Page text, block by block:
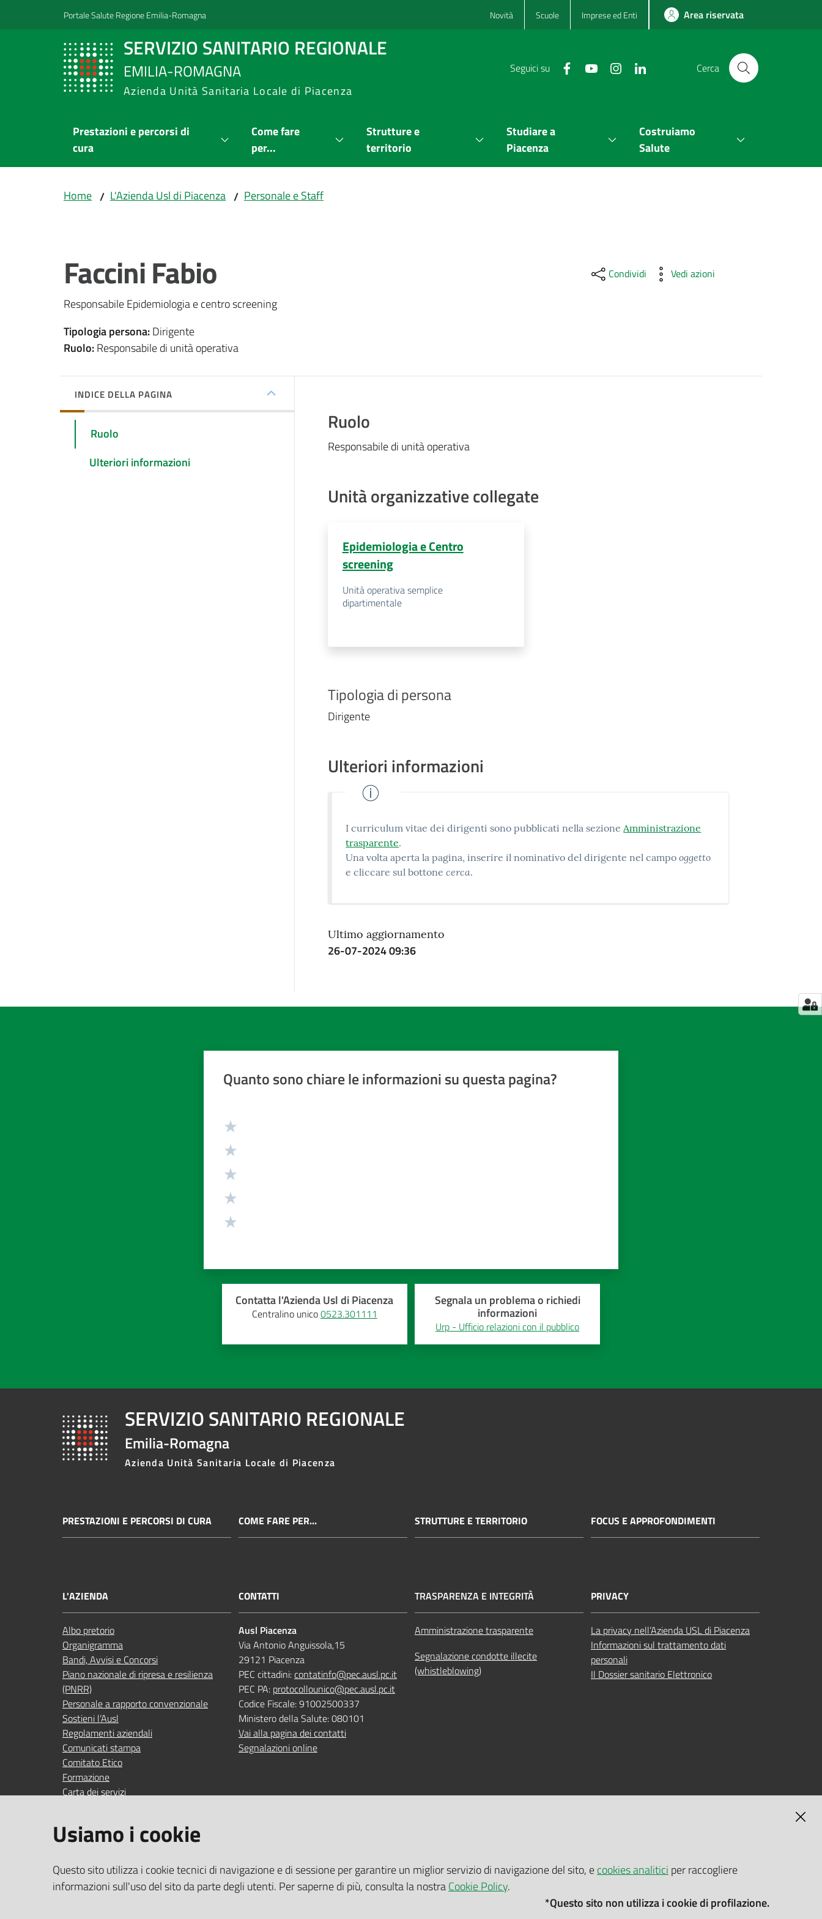
Vai al contenuto
Vai alla navigazionePortale Salute Regione Emilia-Romagna Novità Scuole Imprese ed Enti Area riservata
SERVIZIO SANITARIO REGIONALE
EMILIA-ROMAGNA
Azienda Unità Sanitaria Locale di Piacenza
Seguici su Cerca
Prestazioni e percorsi di
cura
Come fare
per...
Strutture e
territorio
Studiare a
Piacenza
Costruiamo
Salute
Home / L'Azienda Usl di Piacenza / Personale e Staff
Faccini Fabio
Responsabile Epidemiologia e centro screening
Tipologia persona:Dirigente
Ruolo:Responsabile di unità operativa
Condividi Vedi azioni
INDICE DELLA PAGINA
Ruolo
Ulteriori informazioni
Ruolo
Responsabile di unità operativa
Unità organizzative collegate
Epidemiologia e Centro
screening
Unità operativa semplice
dipartimentale
Tipologia di persona
Dirigente
Ulteriori informazioni
I curriculum vitae dei dirigenti sono pubblicati nella sezioneAmministrazione
trasparente.
Una volta aperta la pagina, inserire il nominativo del dirigente nel campooggetto
e cliccare sul bottonecerca.
Ultimo aggiornamento
26-07-2024 09:36
Quanto sono chiare le informazioni su questa pagina?
Contatta l'Azienda Usl di Piacenza
Centralino unico0523.301111
Segnala un problema o richiedi
informazioni
Urp - Ufficio relazioni con il pubblico
SERVIZIO SANITARIO REGIONALE
Emilia-Romagna
Azienda Unità Sanitaria Locale di Piacenza
PRESTAZIONI E PERCORSI DI CURA COME FARE PER... STRUTTURE E TERRITORIO FOCUS E APPROFONDIMENTI
L'AZIENDA
Albo pretorio
Organigramma
Bandi, Avvisi e Concorsi
Piano nazionale di ripresa e resilienza
(PNRR)
Personale a rapporto convenzionale
Sostieni l’Ausl
Regolamenti aziendali
Comunicati stampa
Comitato Etico
Formazione
Carta dei servizi
CONTATTI
Ausl Piacenza
Via Antonio Anguissola,15
29121 Piacenza
PEC cittadini:contatinfo@pec.ausl.pc.it
PEC PA: protocollounico@pec.ausl.pc.it
Codice Fiscale: 91002500337
Ministero della Salute: 080101
Vai alla pagina dei contatti
Segnalazioni online
TRASPARENZA E INTEGRITÀ
Amministrazione trasparente
Segnalazione condotte illecite
(whistleblowing)
PRIVACY
La privacy nell’Azienda USL di Piacenza
Informazioni sul trattamento dati
personali
Il Dossier sanitario Elettronico
SEGUICI SU
facebookYouTubeInstagramLinkedin
Accedi ai servizi online
Wi‑Fi gratuito nelle sedi
Tempi di attesa Emilia-Romagna
Documentazione
Usiamo i cookie
Questo sito utilizza i cookie tecnici di navigazione e di sessione per garantire un miglior servizio di navigazione del sito, ecookies analitici per raccogliere
informazioni sull'uso del sito da parte degli utenti. Per saperne di più, consulta la nostraCookie Policy.
*Questo sito non utilizza i cookie di profilazione.